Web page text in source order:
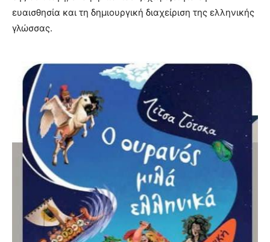
ευαισθησία και τη δημιουργική διαχείριση της ελληνικής
γλώσσας.